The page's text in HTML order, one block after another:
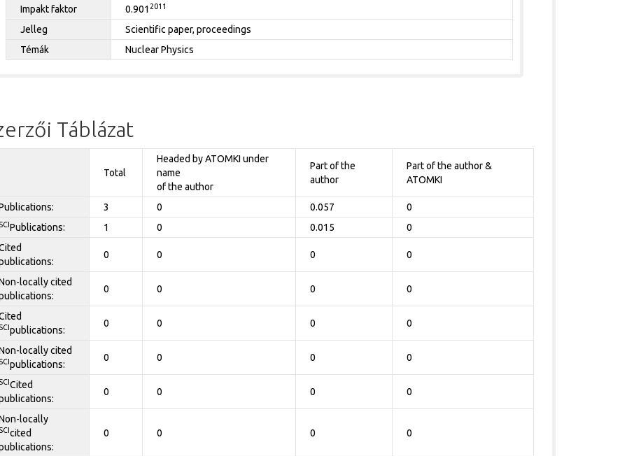
Impakt faktor 0.901 2011
Jelleg
Scientific paper, proceedings
Témák
Nuclear Physics
Táblázat
Total
Headed by ATOMKI under
name
of the author
Part of the
author
Part of the author &
ATOMKI
3 0 0.057 0
Publications: 1 0 0.015
0
0 0 0 0
locally cited
0 0 0 0
publications:
0 0 0 0
locally cited
publications:
0 0 0 0
Cited
0 0 0 0
locally
cited
0 0 0 0